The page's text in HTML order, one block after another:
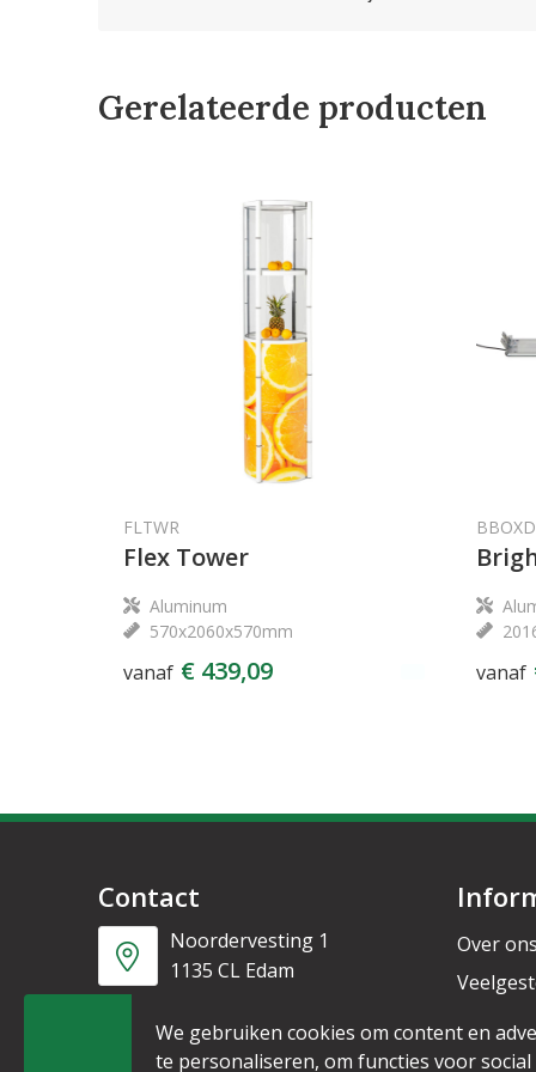
Gerelateerde producten
FLTWR
Flex Tower
Aluminum
570x2060x570mm
vanaf € 439,09 vanaf
Contact
Noordervesting 1
1135 CL Edam
+31 6 53328087
Over
We gebruiken cookies om content en
te personaliseren, om functies voor social